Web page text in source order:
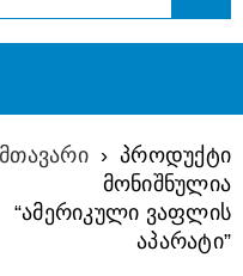
მთავარი › პროდუქტი
მონიშნულია
“ამერიკული ვაფლის
აპარატი”